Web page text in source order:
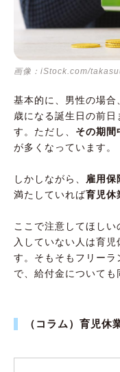
画像：iStock.com/
基本的に、男性の場
歳になる誕生日の前日
す。ただし、 その期間
が多くなっています。
しかしながら、 雇用保
満たしていれば育児休
ここで注意してほし
入していない人は育
す。そもそもフリー
で、給付金についても
（コラム）育児休